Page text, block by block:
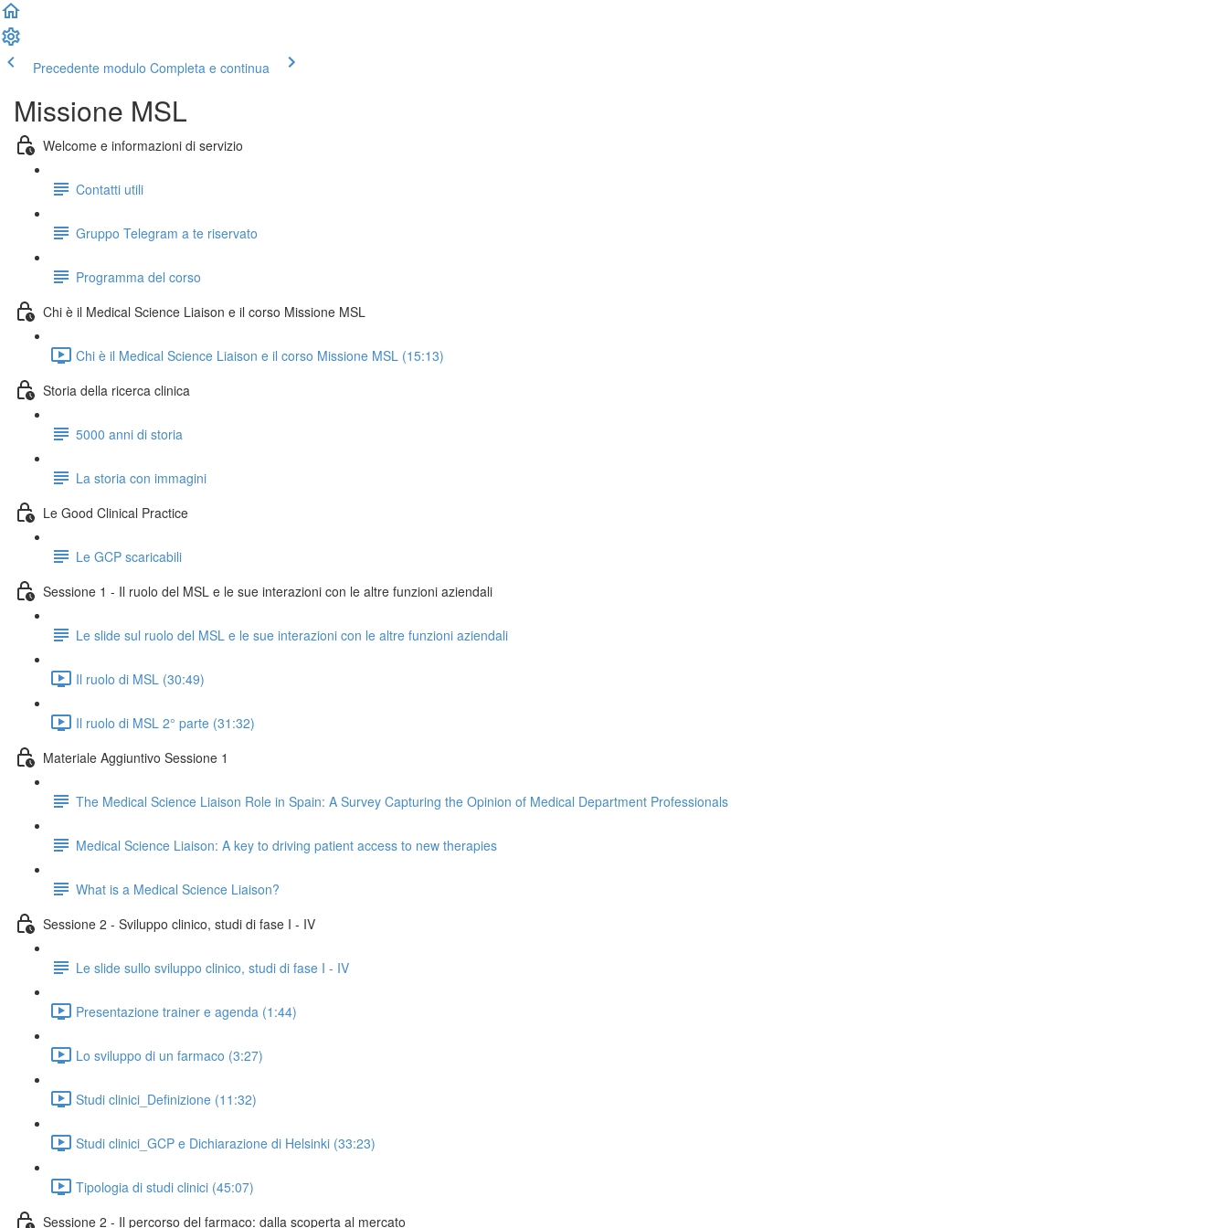
Precedente modulo Completa e continua
Missione MSL
Welcome e informazioni di servizio
Contatti utili
Gruppo Telegram a te riservato
Programma del corso
Chi è il Medical Science Liaison e il corso Missione MSL
Chi è il Medical Science Liaison e il corso Missione MSL (15:13)
Storia della ricerca clinica
5000 anni di storia
La storia con immagini
Le Good Clinical Practice
Le GCP scaricabili
Sessione 1 - Il ruolo del MSL e le sue interazioni con le altre funzioni aziendali
Le slide sul ruolo del MSL e le sue interazioni con le altre funzioni aziendali
Il ruolo di MSL (30:49)
Il ruolo di MSL 2° parte (31:32)
Materiale Aggiuntivo Sessione 1
The Medical Science Liaison Role in Spain: A Survey Capturing the Opinion of Medical Department Professionals
Medical Science Liaison: A key to driving patient access to new therapies
What is a Medical Science Liaison?
Sessione 2 - Sviluppo clinico, studi di fase I - IV
Le slide sullo sviluppo clinico, studi di fase I - IV
Presentazione trainer e agenda (1:44)
Lo sviluppo di un farmaco (3:27)
Studi clinici_Definizione (11:32)
Studi clinici_GCP e Dichiarazione di Helsinki (33:23)
Tipologia di studi clinici (45:07)
Sessione 2 - Il percorso del farmaco: dalla scoperta al mercato